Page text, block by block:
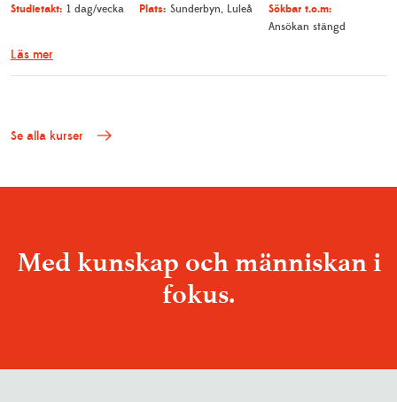
Studietakt: 1 dag/vecka Plats: Sunderbyn, Luleå Sökbar t.o.m:
Ansökan stängd
Läs mer
Se alla kurser
Med kunskap och människan i
fokus.